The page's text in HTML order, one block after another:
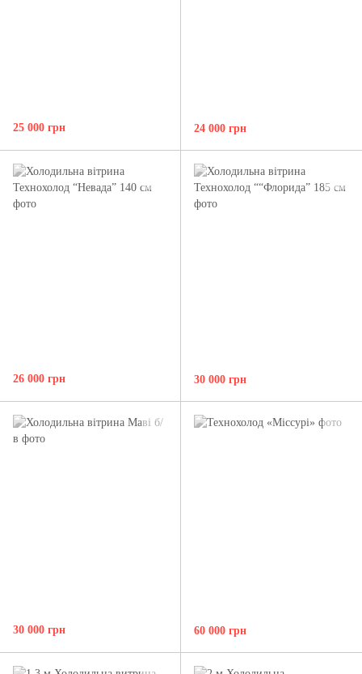
25 000 грн 24 000 грн
26 000 грн 30 000 грн
30 000 грн 60 000 грн